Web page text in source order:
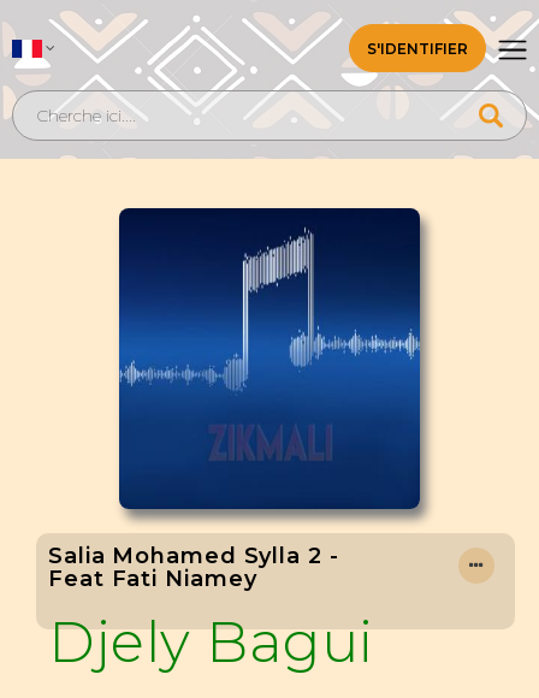
S'IDENTIFIER
Salia Mohamed Sylla 2 -
Feat Fati Niamey
Djely Bagui